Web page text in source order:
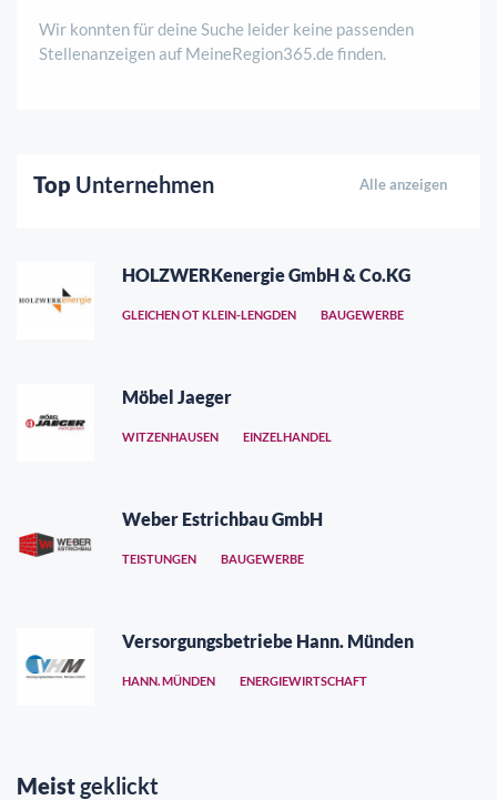
Wir konnten für deine Suche leider keine passenden
Stellenanzeigen auf MeineRegion365.de finden.
Top Unternehmen Alle anzeigen
HOLZWERKenergie GmbH & Co.KG
GLEICHEN OT KLEIN-LENGDEN BAUGEWERBE
Möbel Jaeger
WITZENHAUSEN EINZELHANDEL
Weber Estrichbau GmbH
TEISTUNGEN BAUGEWERBE
Versorgungsbetriebe Hann. Münden
HANN. MÜNDEN ENERGIEWIRTSCHAFT
Meistgeklickt